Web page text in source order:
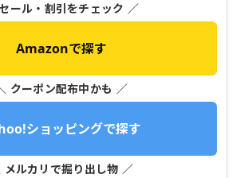
ール・割引をチェック ／
Amazonで探す
クーポン配布中かも ／
ショッピングで探す
メルカリで掘り出し物 ／